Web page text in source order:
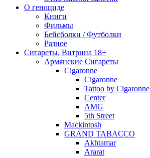
О геноциде
Книги
Фильмы
Бейсболки / Футболки
Разное
Сигареты. Витрина 18+
Армянские Сигареты
Cigaronne
Cigaronne
Tattoo by Cigaronne
Center
AMG
5th Street
Mackintosh
GRAND TABACCO
Akhtamar
Ararat